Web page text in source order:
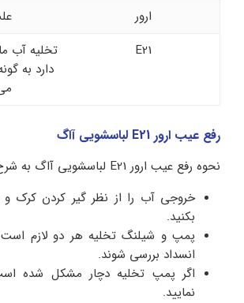
ارور
E21
تخلیه آب
دارد به
رفع عیب ارور E21 لباسشویی آاگ
نحوه رفع عیب ارور E21 لباسشویی آاگ به شرح زیر است:
خروجی آب را از نظر گیر کردن کرک
بکنید.
پمپ و شیلنگ تخلیه هر دو لازم است
انسداد بررسی شوند.
اگر پمپ تخلیه دچار مشکل شده
نمایید.